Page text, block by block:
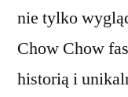
nie tylko
Chow Chow
historią i